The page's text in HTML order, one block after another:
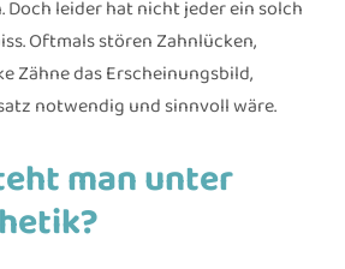
Doch leider hat nicht jeder ein solch
Oftmals stören Zahnlücken,
Zähne das Erscheinungsbild,
notwendig und sinnvoll wäre.
man unter